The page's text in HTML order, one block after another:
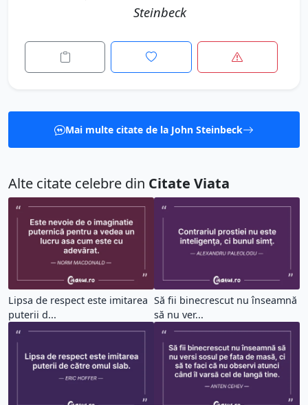
Steinbeck
Mai multe citate de la John Steinbeck
Alte citate celebre din Citate Viata
Lipsa de respect este imitarea
puterii d...
Să fii binecrescut nu înseamnă
să nu ver...